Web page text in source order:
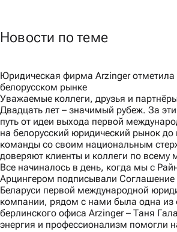
Новости по теме
Юридическая фирма Arzinger отметила
белорусском рынке
Уважаемые коллеги, друзья и
Двадцать лет – значимый рубеж. За
путь от идеи выхода первой
на белорусский юридический рынок
команды со своим национальным
доверяют клиенты и коллеги по всему
Все начиналось в день, когда мы с
Арцингером подписывали Соглашение
Беларуси первой международной
компании, рядом с нами была одна из
берлинского офиса Arzinger – Таня
энергия и профессионализм помогли